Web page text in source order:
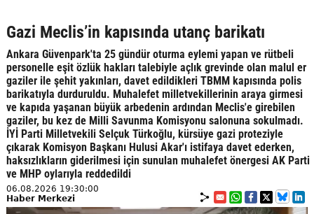
Gazi Meclis’in kapısında utanç barikatı
Ankara Güvenpark'ta 25 gündür oturma eylemi yapan ve rütbeli
personelle eşit özlük hakları talebiyle açlık grevinde olan malul er
gaziler ile şehit yakınları, davet edildikleri TBMM kapısında polis
barikatıyla durduruldu. Muhalefet milletvekillerinin araya girmesi
ve kapıda yaşanan büyük arbedenin ardından Meclis'e girebilen
gaziler, bu kez de Milli Savunma Komisyonu salonuna sokulmadı.
İYİ Parti Milletvekili Selçuk Türkoğlu, kürsüye gazi proteziyle
çıkarak Komisyon Başkanı Hulusi Akar'ı istifaya davet ederken,
haksızlıkların giderilmesi için sunulan muhalefet önergesi AK Parti
ve MHP oylarıyla reddedildi
06.08.2026 19:30:00
Haber Merkezi